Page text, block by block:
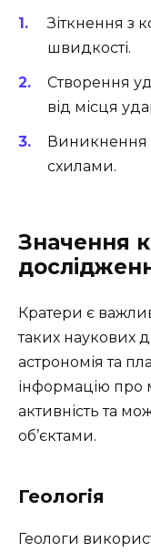
Зіткнення з
швидкості.
Створення
від місця
Виникнення
схилами.
Значення
Кратери є
таких наукових
астрономія та
інформацію про
активність та
об’єктами.
Геологія
Геологи